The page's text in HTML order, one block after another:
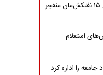
شرکت نفتی امارات فاش کرد/ ۱۵ نفتکش‌مان منفجر
استعلام
را اداره کرد